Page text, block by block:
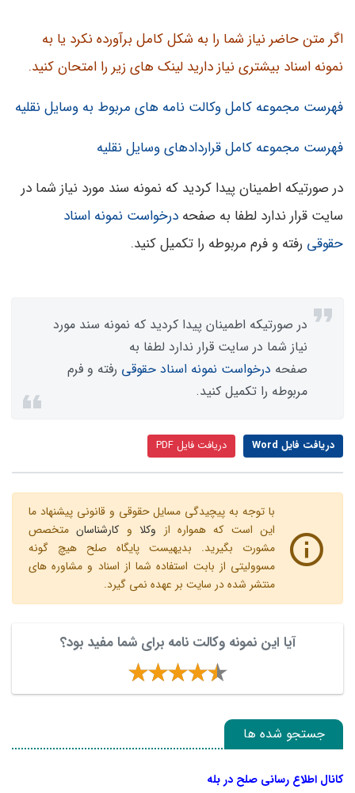
اگر متن حاضر نیاز شما را به شکل کامل برآورده نکرد یا به
نمونه اسناد بیشتری نیاز دارید لینک های زیر را امتحان کنید.
فهرست مجموعه کامل وکالت نامه های مربوط به وسایل نقلیه
فهرست مجموعه کامل قراردادهای وسایل نقلیه
در صورتیکه اطمینان پیدا کردید که نمونه سند مورد نیاز شما در
سایت قرار ندارد لطفا به صفحه درخواست نمونه اسناد
حقوقی رفته و فرم مربوطه را تکمیل کنید.
در صورتیکه اطمینان پیدا کردید که نمونه سند مورد
نیاز شما در سایت قرار ندارد لطفا به
صفحه درخواست نمونه اسناد حقوقی رفته و فرم
مربوطه را تکمیل کنید.
دریافت فایل Word دریافت فایل PDF
با توجه به پیچیدگی مسایل حقوقی و قانونی پیشنهاد ما
این است که همواره از وکلاو کارشناسانمتخصص
مشورت بگیرید. بدیهیست پایگاه صلح هیچ گونه
مسوولیتی از بابت استفاده شما از اسناد و مشاوره های
منتشر شده در سایت بر عهده نمی گیرد.
آیا این نمونه وکالت نامه برای شما مفید بود؟
جستجو شده ها
کانال اطلاع رسانی صلح در بله